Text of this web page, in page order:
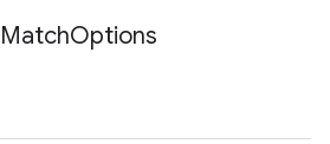
MatchOptions